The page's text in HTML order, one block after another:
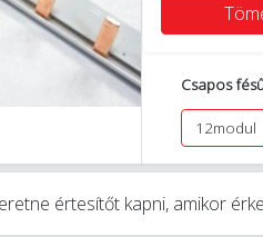
Csapos
12modul
értesítőt kapni, amikor